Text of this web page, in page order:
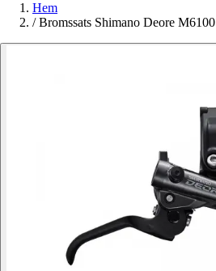
Hem
/ Bromssats Shimano Deore M6100